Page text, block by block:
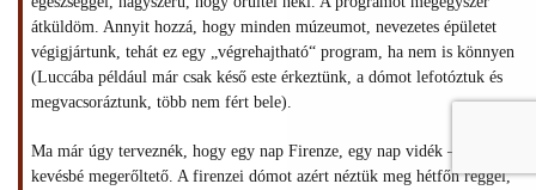
átküldöm. Annyit hozzá, hogy minden múzeumot, nevezetes épületet
végigjártunk, tehát ez egy „végrehajtható“ program, ha nem is könnyen
(Luccába például már csak késő este érkeztünk, a dómot lefotóztuk és
megvacsoráztunk, több nem fért bele).
Ma már úgy terveznék, hogy egy nap Firenze, egy nap vidék – úgy
kevésbé megerőltető. A firenzei dómot azért néztük meg hétfőn reggel,